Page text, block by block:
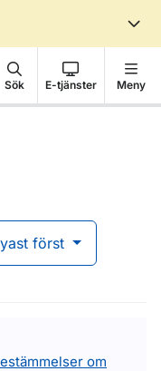
Sök E-tjänster Meny
först
om